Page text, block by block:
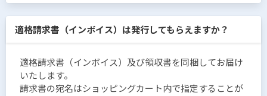
適格請求書（インボイス）は発行してもらえますか？
適格請求書（インボイス）及び領収書を同梱してお届け
いたします。
請求書の宛名はショッピングカート内で指定することが